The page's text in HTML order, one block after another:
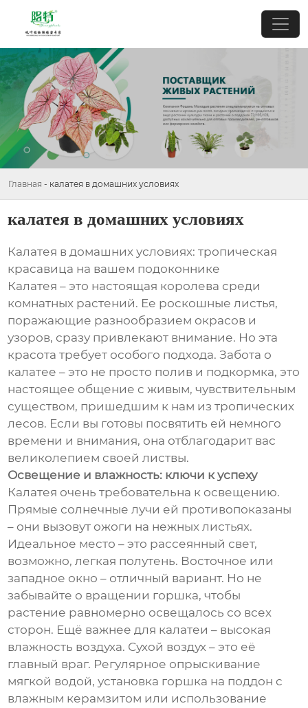
Главная - калатея в домашних условиях
калатея в домашних условиях
Калатея в домашних условиях: тропическая
красавица на вашем подоконнике
Калатея – это настоящая королева среди
комнатных растений. Ее роскошные листья,
поражающие разнообразием окрасов и
узоров, сразу привлекают внимание. Но эта
красота требует особого подхода. Забота о
калатее – это не просто полив и подкормка, это
настоящее общение с живым, чувствительным
существом, пришедшим к нам из тропических
лесов. Если вы готовы посвятить ей немного
времени и внимания, она отблагодарит вас
великолепием своей листвы.
Освещение и влажность: ключи к успеху
Калатея очень требовательна к освещению.
Прямые солнечные лучи ей противопоказаны
– они вызовут ожоги на нежных листьях.
Идеальное место – это рассеянный свет,
возможно, легкая полутень. Восточное или
западное окно – отличный вариант. Но не
забывайте о вращении горшка, чтобы
растение равномерно освещалось со всех
сторон. Ещё важнее для калатеи – высокая
влажность воздуха. Сухой воздух – это её
главный враг. Регулярное опрыскивание
мягкой водой, установка горшка на поддон с
влажным керамзитом или использование